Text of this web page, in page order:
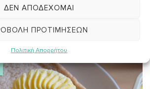
ΔΕΝ ΑΠΟΔΈΧΟΜΑΙ
ΠΡΟΤΙΜΉΣΕΩΝ
Πολιτική Απορρήτου